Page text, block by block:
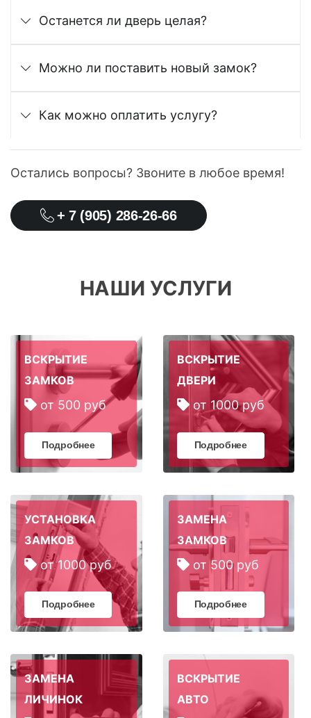
Останется ли дверь целая?
Можно ли поставить новый замок?
Как можно оплатить услугу?
Остались вопросы? Звоните в любое время!
+ 7 (905) 286-26-66
НАШИ УСЛУГИ
ВСКРЫТИЕ
ЗАМКОВ
от 500 руб
Подробнее
ВСКРЫТИЕ
ДВЕРИ
от 1000 руб
Подробнее
УСТАНОВКА
ЗАМКОВ
от 1000 руб
Подробнее
ЗАМЕНА
ЗАМКОВ
от 500 руб
Подробнее
ЗАМЕНА
ЛИЧИНОК
ВСКРЫТИЕ
АВТО